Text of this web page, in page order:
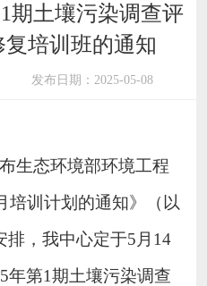
期土壤污染调查评
培训班的通知
发布日期：2025-05-08
生态环境部环境工程
培训计划的通知》（以
排，我中心定于5 月 14
年第1期土壤污染调查